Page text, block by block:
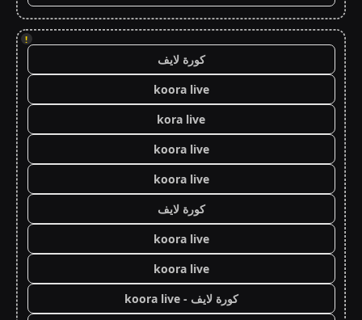
!
كورة لايف
koora live
kora live
koora live
koora live
كورة لايف
koora live
koora live
كورة لايف - koora live